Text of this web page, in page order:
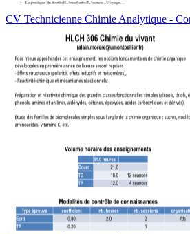
CV Technicienne Chimie Analytique -